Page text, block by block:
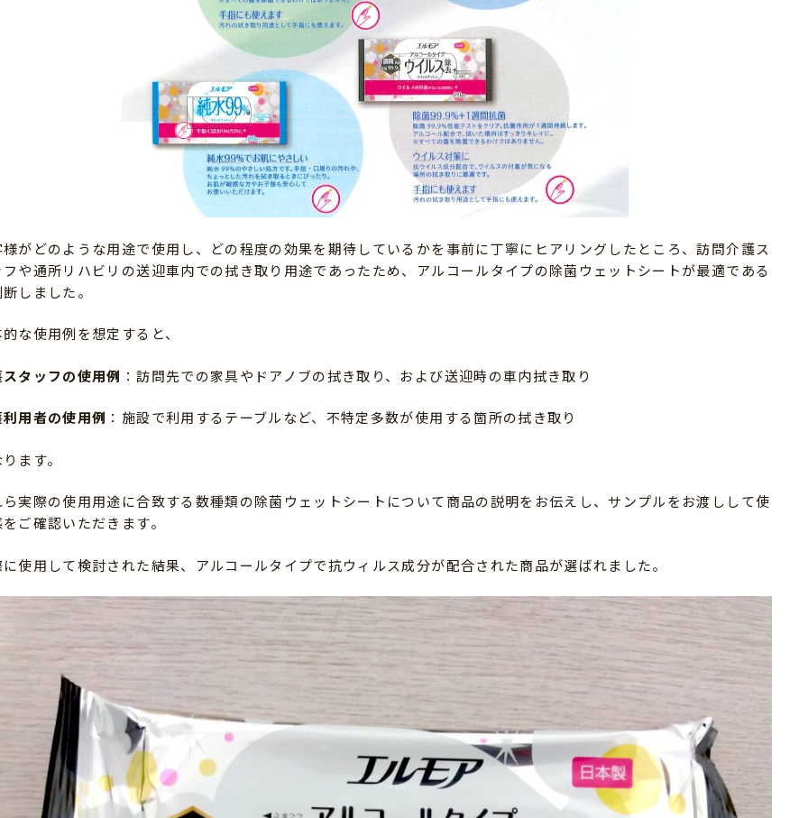
様がどのような用途で使用し、どの程度の効果を期待しているかを事前に丁寧にヒアリングしたところ、訪問介護ス
フや通所リハビリの送迎車内での拭き取り用途であったため、アルコールタイプの除菌ウェットシートが最適である
しました。
な使用例を想定すると、
タッフの使用例 ：訪問先での家具やドアノブの拭き取り、および送迎時の車内拭き取り
用者の使用例 ：施設で利用するテーブルなど、不特定多数が使用する箇所の拭き取り
ます。
ら実際の使用用途に合致する数種類の除菌ウェットシートについて商品の説明をお伝えし、サンプルをお渡しして使
ご確認いただきます。
に使用して検討された結果、アルコールタイプで抗ウィルス成分が配合された商品が選ばれました。